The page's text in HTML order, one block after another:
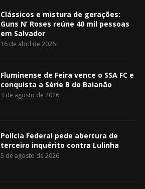
Clássicos e mistura de gerações:
Guns N’ Roses reúne 40 mil pessoas
em Salvador
16 de abril de 2026
Fluminense de Feira vence o SSA FC e
conquista a Série B do Baianão
3 de agosto de 2026
Polícia Federal pede abertura de
terceiro inquérito contra Lulinha
5 de agosto de 2026